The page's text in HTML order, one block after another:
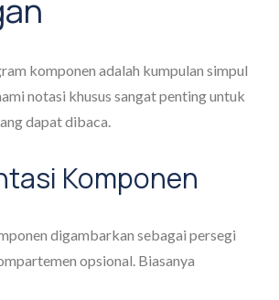
komponen adalah kumpulan simpul
notasi khusus sangat penting untuk
dapat dibaca.
Komponen
digambarkan sebagai persegi
opsional. Biasanya